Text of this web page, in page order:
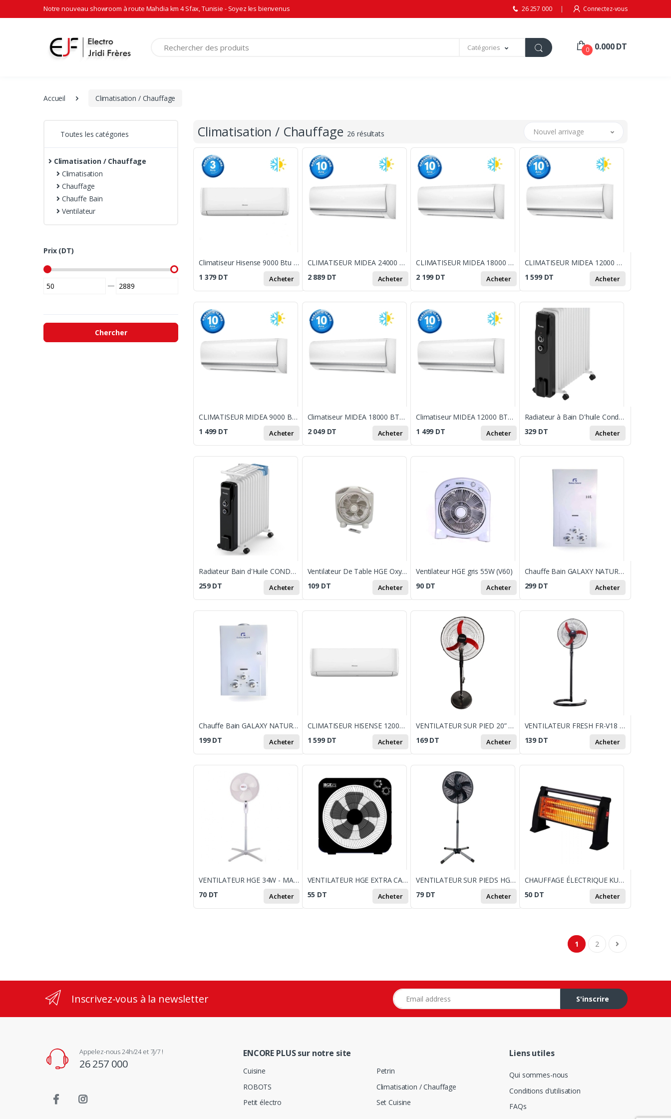
Notre nouveau showroom à route Mahdia km 4 Sfax, Tunisie - Soyez les bienvenus 26 257 000 Connectez-vous
Catégories 0 0.000 DT
Accueil Climatisation / Chauffage
Toutes les catégories
Climatisation / Chauffage
Climatisation
Chauffage
Chauffe Bain
Ventilateur
Prix (DT)
—
Chercher
Climatisation / Chauffage 26 résultats Nouvel arrivage
Climatiseur Hisense 9000 Btu / Chaud & Froid / ON / OFF
1 379 DT Acheter
CLIMATISEUR MIDEA 24000 BTU INVERTER CHAUD & FROID
2 889 DT Acheter
CLIMATISEUR MIDEA 18000 BTU INVERTER CHAUD & FROID / WIFI
2 199 DT Acheter
CLIMATISEUR MIDEA 12000 BTU INVERTER CHAUD & FROID
1 599 DT Acheter
CLIMATISEUR MIDEA 9000 BTU INVERTER CHAUD & FROID / WIFI
1 499 DT Acheter
Climatiseur MIDEA 18000 BTU Chaud & Froid - Blanc
2 049 DT Acheter
Climatiseur MIDEA 12000 BTU Chaud & Froid - Blanc
1 499 DT Acheter
Radiateur à Bain D'huile Condor 13 Eléments 2600W Blanc &Noir
329 DT Acheter
Radiateur Bain d'Huile CONDOR /11 Éléments / 2500W / Blanc
259 DT Acheter
Ventilateur De Table HGE Oxygène Plus 60W Avec Commande
109 DT Acheter
Ventilateur HGE gris 55W (V60)
90 DT Acheter
Chauffe Bain GALAXY NATUREL 10 Litres Gaz Bouteille - Blanc
299 DT Acheter
Chauffe Bain GALAXY NATUREL 6 Litres - Blanc
199 DT Acheter
CLIMATISEUR HISENSE 12000 INVERTER TROPICALISÉ / CHAUD & FROID
1 599 DT Acheter
VENTILATEUR SUR PIED 20” FRESH FR-V20 - NOIR&ROUGE
169 DT Acheter
VENTILATEUR FRESH FR-V18 - 18" - NOIR ET ROUGE
139 DT Acheter
VENTILATEUR HGE 34W - MARINA - BLANC
70 DT Acheter
VENTILATEUR HGE EXTRA CARRÉ 43W NOIR
55 DT Acheter
VENTILATEUR SUR PIEDS HGE HGE-MAXIMUM - NOIR
79 DT Acheter
CHAUFFAGE ÉLECTRIQUE KUMTEL 1500W - NOIR
50 DT Acheter
1 2
Inscrivez-vous à la newsletter Adresse e-mail
S'inscrire
Appelez-nous 24h/24 et 7j/7 !
26 257 000
ENCORE PLUS sur notre site
Cuisine
ROBOTS
Petit électro
Petrin
Climatisation / Chauffage
Set Cuisine
Liens utiles
Qui sommes-nous
Conditions d'utilisation
FAQs